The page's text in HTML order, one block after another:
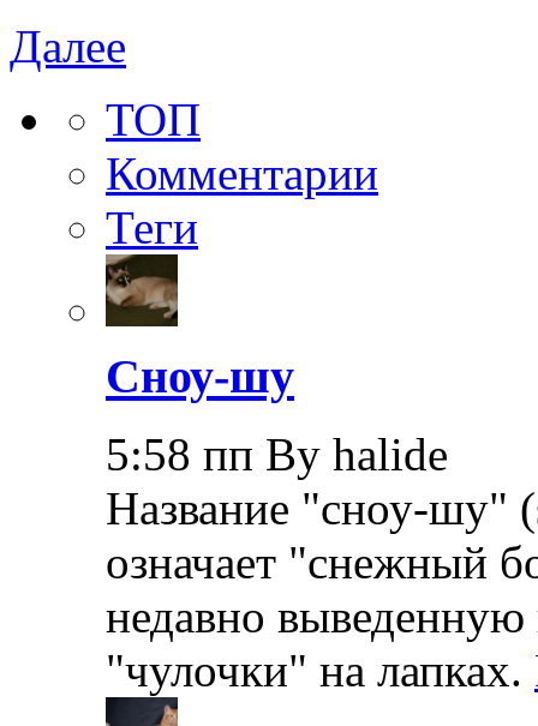
Далее
ТОП
Комментарии
Теги
Сноу-шу
5:58 пп By halide
Название "сноу-шу"
означает "снежный
недавно выведенную
"чулочки" на лапках.